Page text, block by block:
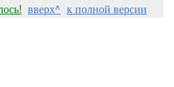
вверх^ к полной версии